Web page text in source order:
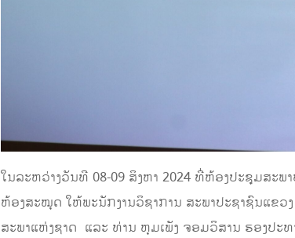
ໃນລະຫວ່າງວັນທີ 08-09 ສິງຫາ 2024 ທີ່ຫ້ອງປະຊຸມສະ
ຫ້ອງສະໝຸດ ໃຫ້ພະນັກງານວິຊາການ ສະພາປະຊາຊົນແຂ
ສະພາແຫ່ງຊາດ ແລະ ທ່ານ ຫຸມເພັງ ຈອມວິສານ ຮອງປະ